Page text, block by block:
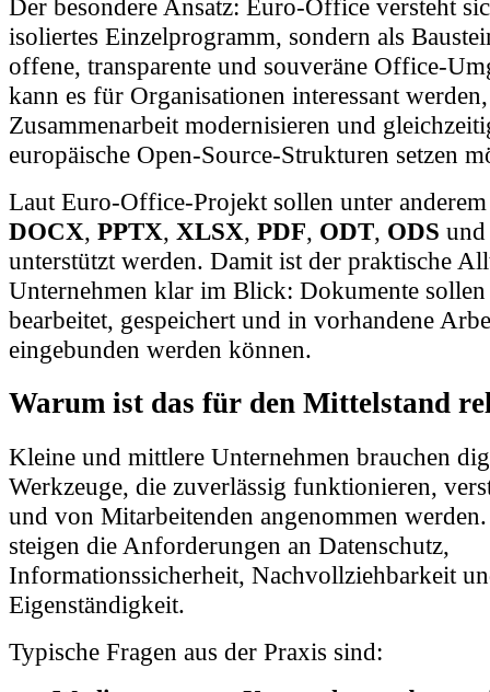
isoliertes Einzelprogramm, sondern als
offene, transparente und souveräne Office-
kann es für Organisationen interessant
Zusammenarbeit modernisieren und
europäische Open-Source-Strukturen setzen
DOCX,PPTX,XLSX,PDF,ODT,ODS
unterstützt werden. Damit ist der praktische
Unternehmen klar im Blick: Dokumente sollen
bearbeitet, gespeichert und in vorhandene
eingebunden werden können.
Werkzeuge, die zuverlässig funktionieren,
und von Mitarbeitenden angenommen
steigen die Anforderungen an Datenschutz,
Informationssicherheit, Nachvollziehbarkeit
Eigenständigkeit.